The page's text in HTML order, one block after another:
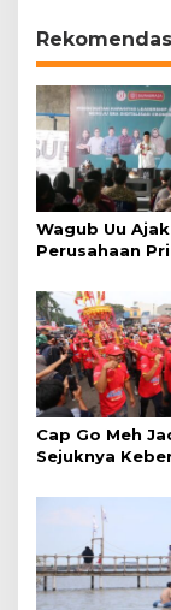
Wagub Uu Ajak
Perusahaan
Cap Go Meh
Sejuknya